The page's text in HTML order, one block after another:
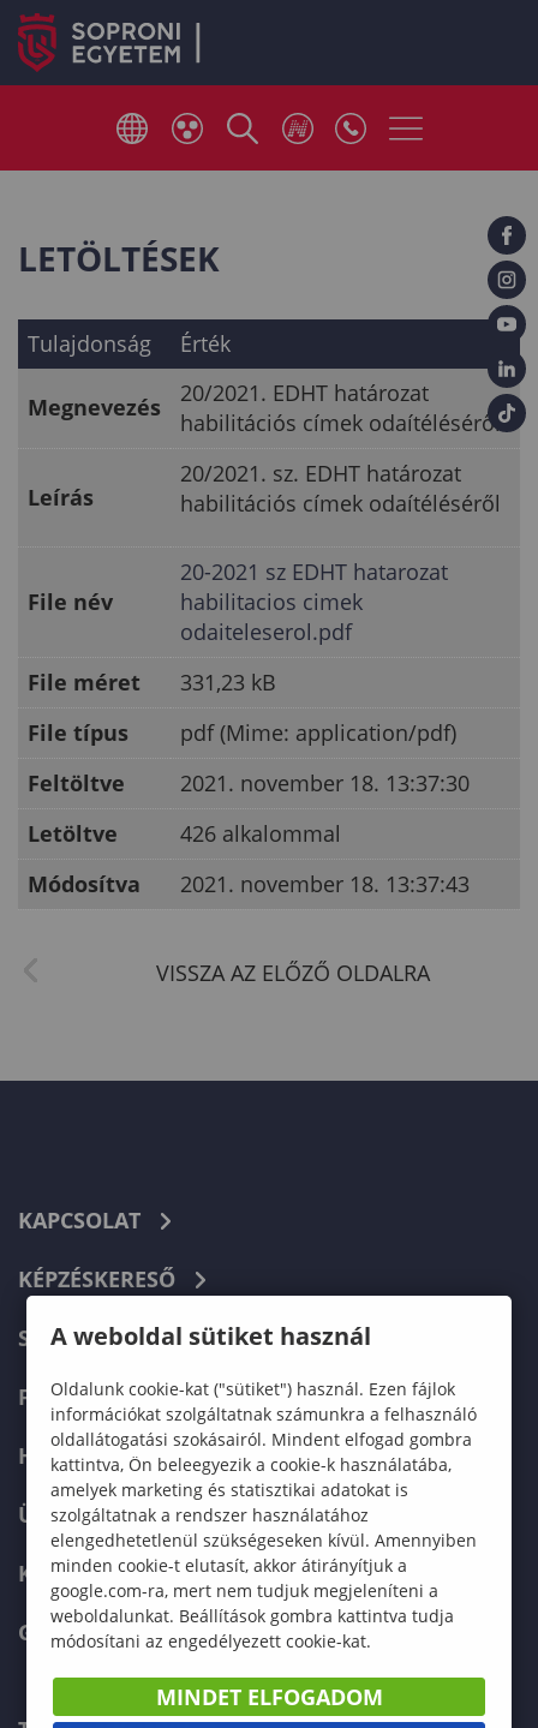
LETÖLTÉSEK
Tulajdonság Érték
Megnevezés
20/2021. EDHT határozat
habilitációs címek odaítéléséről
Leírás
20/2021. sz. EDHT határozat
habilitációs címek odaítéléséről
File név
20-2021 sz EDHT hatarozat
habilitacios cimek
odaiteleserol.pdf
File méret
331,23 kB
File típus
pdf (Mime: application/pdf)
Feltöltve
2021. november 18. 13:37:30
Letöltve
426 alkalommal
Módosítva
2021. november 18. 13:37:43
KAPCSOLAT
KÉPZÉSKERESŐ
SZERVEZETI FELÉPÍTÉS
FELVÉTELIZŐKNEK
HALLGATÓKNAK
ÜZLETI PARTNEREKNEK
KARRIER
GREEN UNIVERSITY
A weboldal sütiket használ
Oldalunk cookie-kat ("sütiket") használ. Ezen fájlok
információkat szolgáltatnak számunkra a felhasználó
oldallátogatási szokásairól. Mindent elfogad gombra
kattintva, Ön beleegyezik a cookie-k használatába,
amelyek marketing és statisztikai adatokat is
szolgáltatnak a rendszer használatához
elengedhetetlenül szükségeseken kívül. Amennyiben
minden cookie-t elutasít, akkor átirányítjuk a
google.com-ra, mert nem tudjuk megjeleníteni a
weboldalunkat. Beállítások gombra kattintva tudja
módosítani az engedélyezett cookie-kat.
MINDET ELFOGADOM